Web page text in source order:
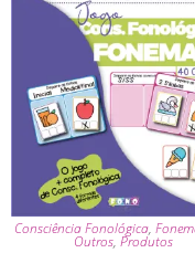
Consciência Fonológica,
Outros, Produtos